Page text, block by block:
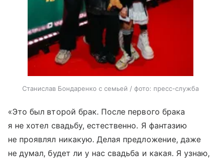
Станислав Бондаренко с семьей / фото: пресс-служба
«Это был второй брак. После первого брака
я не хотел свадьбу, естественно. Я фантазию
не проявлял никакую. Делая предложение, даже
не думал, будет ли у нас свадьба и какая. Я узнаю,